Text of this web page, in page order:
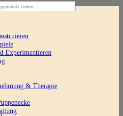
Experimentieren
& Therapie